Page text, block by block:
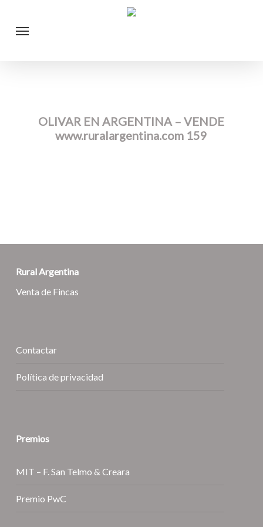
Menu
OLIVAR EN ARGENTINA – VENDE
www.ruralargentina.com 159
Rural Argentina
Venta de Fincas
Contactar
Política de privacidad
Premios
MIT – F. San Telmo & Creara
Premio PwC